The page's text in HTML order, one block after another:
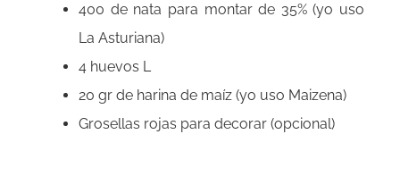
400 de nata para montar de 35% (yo uso
La Asturiana)
4 huevos L
20 gr de harina de maíz (yo uso Maizena)
Grosellas rojas para decorar (opcional)